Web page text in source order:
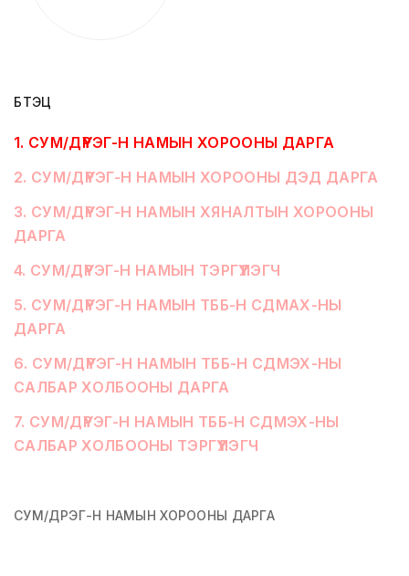
БҮТЭЦ
1. СУМ/ДҮҮРЭГ-Н НАМЫН ХОРООНЫ ДАРГА
2. СУМ/ДҮҮРЭГ-Н НАМЫН ХОРООНЫ ДЭД ДАРГА
3. СУМ/ДҮҮРЭГ-Н НАМЫН ХЯНАЛТЫН ХОРООНЫ
ДАРГА
4. СУМ/ДҮҮРЭГ-Н НАМЫН ТЭРГҮҮЛЭГЧ
5. СУМ/ДҮҮРЭГ-Н НАМЫН ТББ-Н СДМАХ-НЫ
ДАРГА
6. СУМ/ДҮҮРЭГ-Н НАМЫН ТББ-Н СДМЭХ-НЫ
САЛБАР ХОЛБООНЫ ДАРГА
7. СУМ/ДҮҮРЭГ-Н НАМЫН ТББ-Н СДМЭХ-НЫ
САЛБАР ХОЛБООНЫ ТЭРГҮҮЛЭГЧ
СУМ/ДҮҮРЭГ-Н НАМЫН ХОРООНЫ ДАРГА